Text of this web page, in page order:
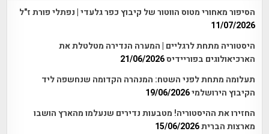
הסיפור מאחורי מטוס הווטור של קיבוץ כפר גלעדי | נפתלי פורת ז"ל
11/07/2026
היסטוריה מתחת לרגליים | המערה הנדירה מטלטלת את
הארכיאולוגים בפוריידיס21/06/2026
תעלומה מתחת לפני השטח: המנהרה הקדומה שנחשפה ליד
הקיבוץ הירושלמי19/06/2026
החזירו את ההיסטוריה! מטבעות נדירים שנעלמו מהארץ הושבו
מארצות הברית15/06/2026